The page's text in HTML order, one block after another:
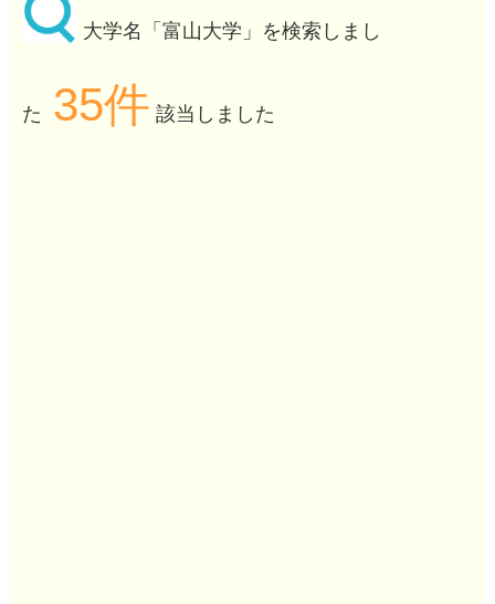
大学名「富山大学」を検索しまし
た 35件 該当しました